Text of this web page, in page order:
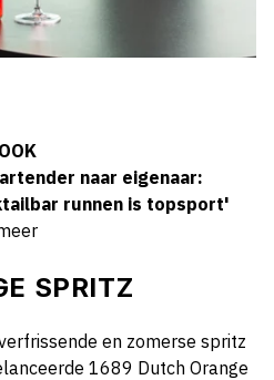
naar eigenaar:
runnen is topsport'
SPRITZ
en zomerse spritz
1689 Dutch Orange